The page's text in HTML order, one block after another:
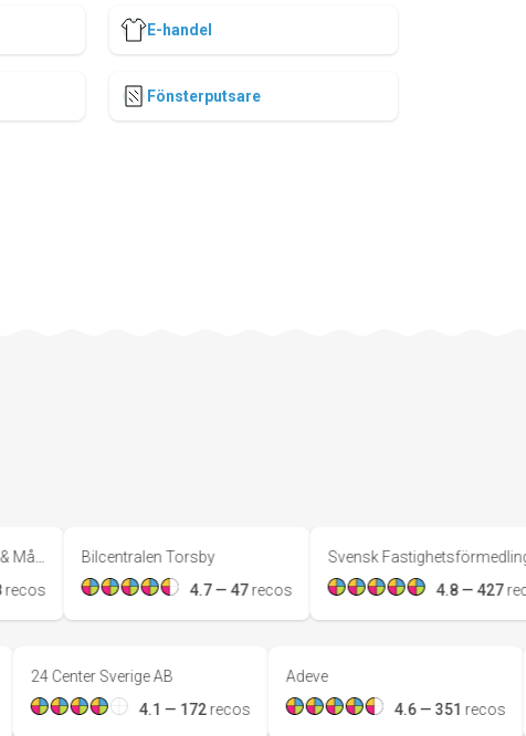
E-handel
Fönsterputsare
Bilcentralen Torsby
4.7— 47recos
Svensk Fastighetsförmedling Malmköping
4.8— 427 recos
s
24 Center Sverige AB
4.1—172 s
4.6 —351